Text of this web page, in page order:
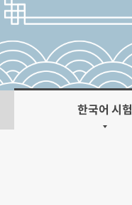
한국어 시험